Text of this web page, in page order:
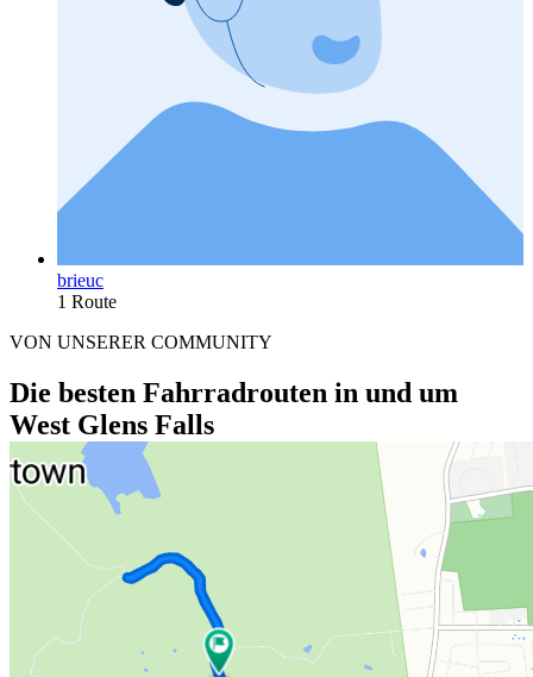
brieuc
1 Route
VON UNSERER COMMUNITY
Die besten Fahrradrouten in und um
West Glens Falls